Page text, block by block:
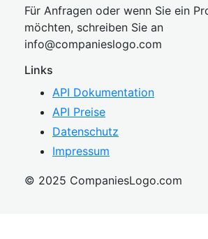
Für Anfragen oder wenn Sie ein
möchten, schreiben Sie an
info@companieslogo.com
Links
API Dokumentation
API Preise
Datenschutz
Impressum
© 2025 CompaniesLogo.com